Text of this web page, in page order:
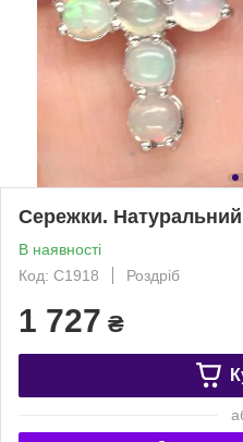
Сережки.
В наявності
Код: С1918
Роздріб
1 727 ₴